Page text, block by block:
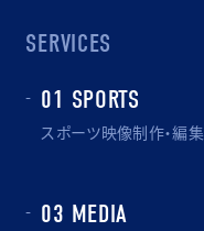
SERVICES
01 SPORTS
スポーツ映像制作・編集
03 MEDIA